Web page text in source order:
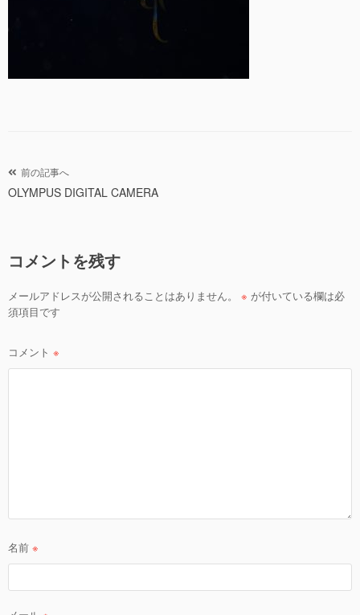
投
稿
ゲ
ー
シ
ン
前の記事へ
OLYMPUS DIGITAL CAMERA
コメントを残す
メールアドレスが公開されることはありません。 ※ が付いている欄は必
須項目です
コメント ※
名前 ※